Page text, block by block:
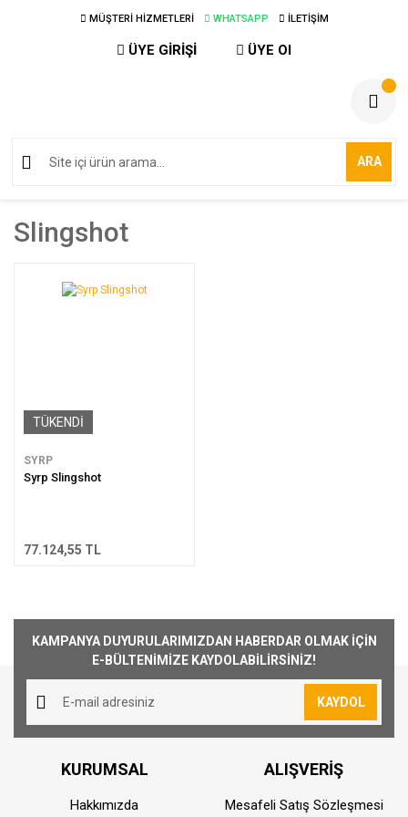
MÜŞTERİ HİZMETLERİ WHATSAPP İLETİŞİM
ÜYE GİRİŞİ ÜYE Ol
ARA
Slingshot
TÜKENDİ
SYRP
Syrp Slingshot
77.124,55 TL
KAMPANYA DUYURULARIMIZDAN HABERDAR OLMAK İÇİN
E-BÜLTENİMİZE KAYDOLABİLİRSİNİZ!
KAYDOL
KURUMSAL
Hakkımızda
ALIŞVERİŞ
Mesafeli Satış Sözleşmesi